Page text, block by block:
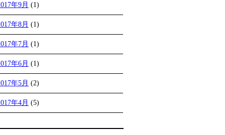
年9月 (1)
年8月 (1)
年7月 (1)
年6月 (1)
年5月 (2)
年4月 (5)